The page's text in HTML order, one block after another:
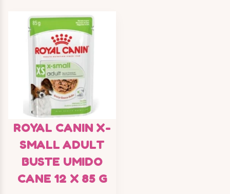
ROYAL CANIN X-
SMALL ADULT
BUSTE UMIDO
CANE 12 X 85 G